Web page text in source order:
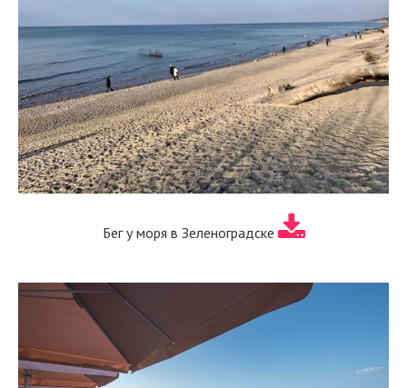
Бег у моря в Зеленоградске